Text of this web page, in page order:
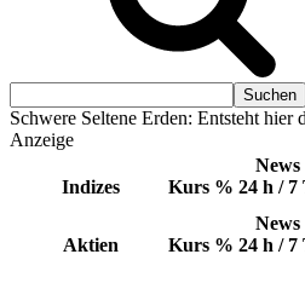
Schwere Seltene Erden: Entsteht hier
Anzeige
Indizes Kurs %
News
24 h / 7
Aktien Kurs %
News
24 h / 7